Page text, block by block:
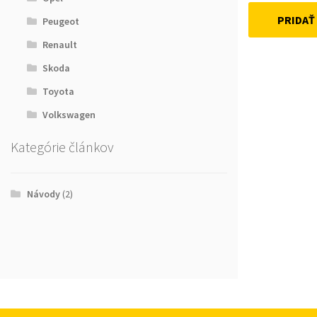
Peugeot
Renault
Skoda
Toyota
Volkswagen
Kategórie článkov
Návody(2)